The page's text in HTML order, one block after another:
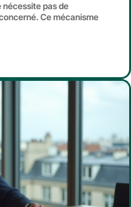
pas de
Ce mécanisme